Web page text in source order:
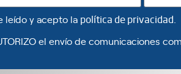
leído y acepto la política de privacidad
el envío de comunicaciones